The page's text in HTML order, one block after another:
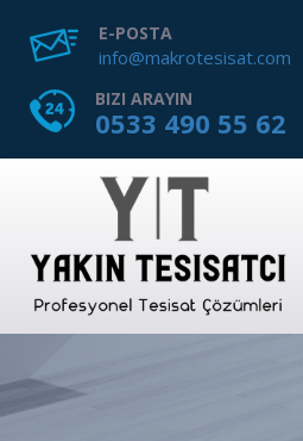
E-POSTA
info@makrotesisat.com
BIZI ARAYIN
0533 490 55 62